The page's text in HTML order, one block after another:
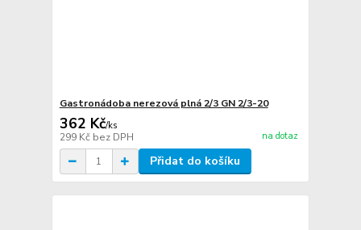
Gastronádoba nerezová plná 2/3 GN 2/3-20
362 Kč/ks
299 Kč bez DPH na dotaz
Přidat do košíku